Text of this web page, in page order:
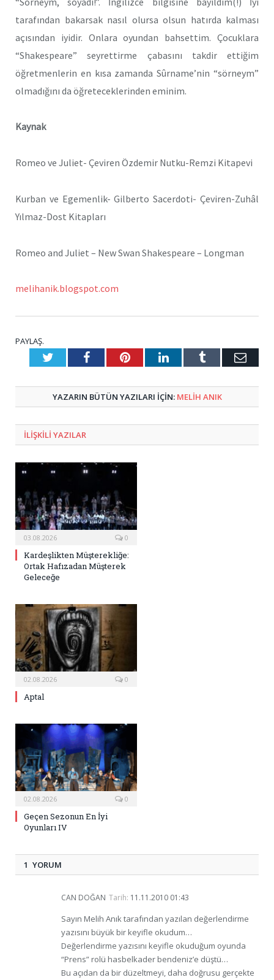
tarafından bakarsak nasıl olursa olsun hatırda kalması
açısından iyidir. Onlara oyundan bahsettim. Çocuklara
“Shakespeare” seyrettirme çabasını takdir ettiğim
öğretmenlerin en kısa zamanda Sûrname’nin “sörneym”
olmadığını da öğreteceklerinden eminim.
Kaynak
Romeo ve Juliet- Çeviren Özdemir Nutku-Remzi Kitapevi
Kurban ve Egemenlik- Gilberto Sacerdoti- Çeviren-Zuhâl
Yılmaz-Dost Kitapları
Romeo and Juliet – New Swan Shakespeare – Longman
melihanik.blogspot.com
PAYLAŞ.
TwitterFacebookPinterestLinkedInTumblr E-
YAZARIN BÜTÜN YAZILARI IÇIN: MELIH ANIK
ILIŞKILI YAZILAR
03.08.2026 0
Kardeşlikten Müşterekliğe:
Ortak Hafızadan Müşterek
Geleceğe
02.08.2026 0
Aptal
02.08.2026 0
Geçen Sezonun En İyi
Oyunları IV
1 YORUM
CAN DOĞAN Tarih: 11.11.2010 01:43
Sayın Melih Anık tarafından yazılan değerlendirme
yazısını büyük bir keyifle okudum…
Değerlendirme yazısını keyifle okuduğum oyunda
“Prens” rolü hasbelkader bendeniz’e düştü…
Bu açıdan da bir düzeltmeyi, daha doğrusu gerçekte